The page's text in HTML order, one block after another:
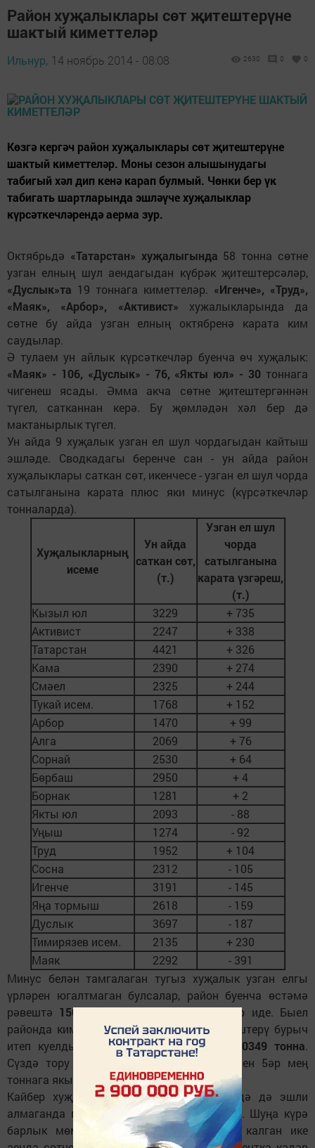
Район хуҗалыклары сөт җитештерүне
шактый киметтеләр
Ильнур, 14 ноябрь 2014 - 08:08 2630 0 0
Көзгә кергәч район хуҗалыклары сөт җитештерүне
шактый киметтеләр. Моны сезон алышынудагы
табигый хәл дип кенә карап булмый. Чөнки бер үк
табигать шартларында эшләүче хуҗалыклар
күрсәткечләрендә аерма зур.
Октябрьдә «Татарстан» хуҗалыгында 58 тонна сөтне
узган елның шул аендагыдан күбрәк җитештерсәләр,
«Дуслык»та 19 тоннага киметтеләр. «Игенче», «Труд»,
«Маяк», «Арбор», «Активист» хужалыкларында да
сөтне бу айда узган елның октябренә карата ким
саудылар.
Ә тулаем ун айлык күрсәткечләр буенча өч хуҗалык:
«Маяк» - 106, «Дуслык» - 76, «Якты юл» - 30 тоннага
чигенеш ясады. Әмма акча сөтне җитештергәннән
түгел, сатканнан керә. Бу җөмләдән хәл бер дә
мактанырлык түгел.
Ун айда 9 хуҗалык узган ел шул чордагыдан кайтыш
эшләде. Сводкадагы беренче сан - ун айда район
хуҗалыклары саткан сөт, икенчесе - узган ел шул чорда
сатылганына карата плюс яки минус (күрсәткечләр
тонналарда).
Хуҗалыкларның
исеме
Ун айда
саткан сөт,
(т.)
Узган ел шул
чорда
сатылганына
карата үзгәреш,
(т.)
Кызыл юл
3229
+ 735
Активист
2247
+ 338
Татарстан
4421
+ 326
Кама
2390
+ 274
Смәел
2325
+ 244
Тукай исем.
1768
+ 152
Арбор
1470
+ 99
Алга
2069
+ 76
Сорнай
2530
+ 64
Бөрбаш
2950
+ 4
Борнак
1281
+ 2
Якты юл
2093
- 88
Уңыш
1274
- 92
Труд
1952
+ 104
Сосна
2312
- 105
Игенче
3191
- 145
Яңа тормыш
2618
- 159
Дуслык
3697
- 187
Тимирязев исем.
2135
+ 230
Маяк
2292
- 391
Минус белән тамгалаган тугыз хуҗалык узган елгы
үрләрен югалтмаган булсалар, район буенча өстәмә
рәвештә 1500 тоннасөт сатылган булыр иде. Быел
районда кимендә60 мең тоннасөт җитештерү бурыч
итеп куелды. Ун айда җитештерелгәне
50349 тонна.
Сүздә тору өчен калган ике айда ай саен 5әр мең
тоннага якын сөт җитештерергә кирәк.
Кайбер хуҗалыклар узган елгы дәрәҗәдә дә эшли
алмаганда моңа ирешү һич мөмкин түгел. Шуңа күрә
барлык мөмкинлекләрне барлап, елның калган ике